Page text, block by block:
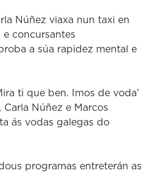
Núñez viaxa nun taxi en
e concursantes
a súa rapidez mental e
ti que ben. Imos de voda’
Núñez e Marcos
ás vodas galegas do
programas entreterán as